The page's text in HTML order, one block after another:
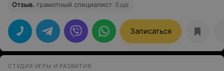
Отзыв. грамотный специалист Еще
Записаться
СТУДИЯ ИГРЫ И РАЗВИТИЯ